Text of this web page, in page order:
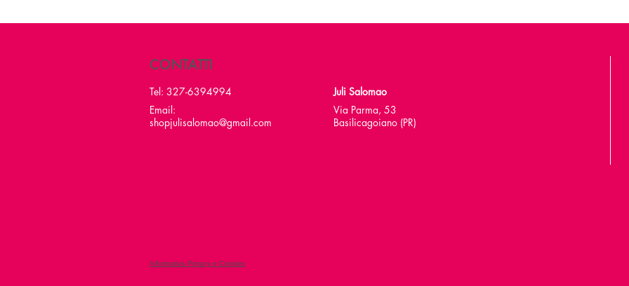
CONTATTI
Tel: 327-6394994
Email:
shopjulisalomao@gmail.com
Juli Salomao
Via Parma, 53
Basilicagoiano (PR)
Informativa Privacy e Cookies